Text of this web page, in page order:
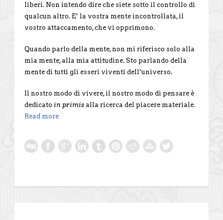
liberi. Non intendo dire che siete sotto il controllo di
qualcun altro. E’ la vostra mente incontrollata, il
vostro attaccamento, che vi opprimono.
Quando parlo della mente, non mi riferisco solo alla
mia mente, alla mia attitudine. Sto parlando della
mente di tutti gli esseri viventi dell’universo.
Il nostro modo di vivere, il nostro modo di pensare è
dedicato in primisalla ricerca del piacere materiale.
Read more